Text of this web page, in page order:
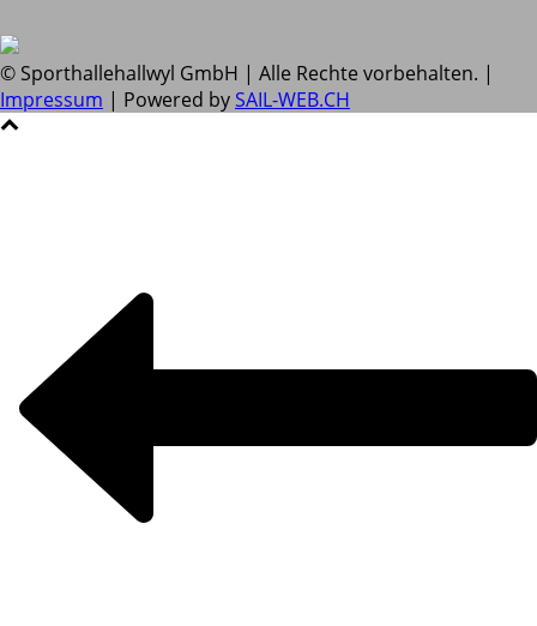
© Sporthallehallwyl GmbH | Alle Rechte vorbehalten. |
Impressum | Powered by SAIL-WEB.CH